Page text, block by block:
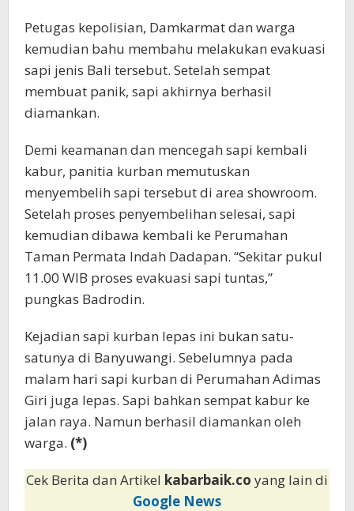
Petugas kepolisian, Damkarmat dan warga
kemudian bahu membahu melakukan evakuasi
sapi jenis Bali tersebut. Setelah sempat
membuat panik, sapi akhirnya berhasil
diamankan.
Demi keamanan dan mencegah sapi kembali
kabur, panitia kurban memutuskan
menyembelih sapi tersebut di area showroom.
Setelah proses penyembelihan selesai, sapi
kemudian dibawa kembali ke Perumahan
Taman Permata Indah Dadapan. “Sekitar pukul
11.00 WIB proses evakuasi sapi tuntas,”
pungkas Badrodin.
Kejadian sapi kurban lepas ini bukan satu-
satunya di Banyuwangi. Sebelumnya pada
malam hari sapi kurban di Perumahan Adimas
Giri juga lepas. Sapi bahkan sempat kabur ke
jalan raya. Namun berhasil diamankan oleh
warga. (*)
Cek Berita dan Artikel kabarbaik.co yang lain di
Google News